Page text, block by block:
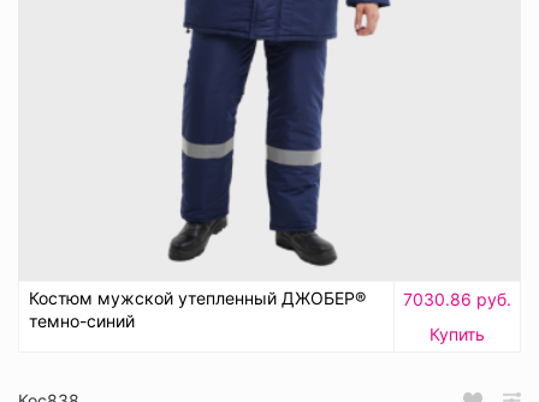
Костюм мужской утепленный ДЖОБЕР®
темно-синий
7030.86 руб.
Купить